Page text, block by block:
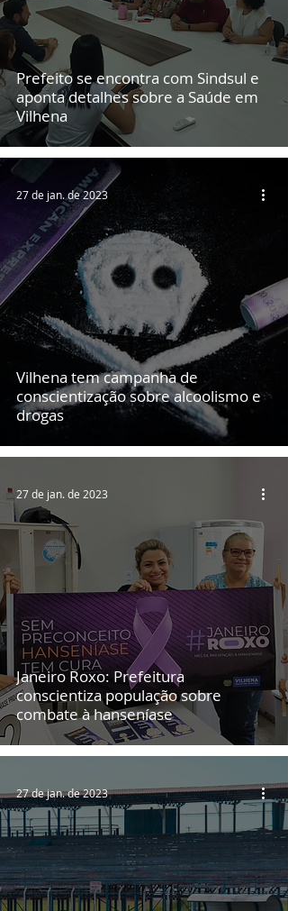
Prefeito se encontra com Sindsul e
aponta detalhes sobre a Saúde em
Vilhena
Vilhena tem campanha de
conscientização sobre alcoolismo e
drogas
27 de jan. de 2023
Janeiro Roxo: Prefeitura
conscientiza população sobre
combate à hanseníase
27 de jan. de 2023
27 de jan. de 2023